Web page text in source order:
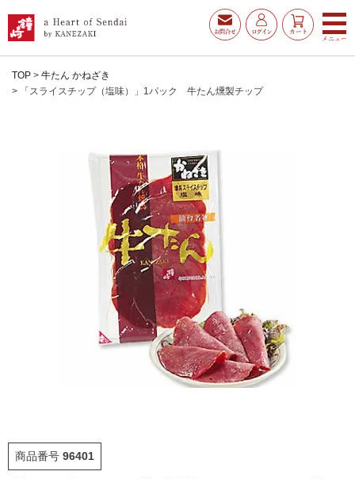
お得な夏ギフト 大漁旗特選詰合せ
お魚たんぱくわんぱくセ
ット
晩酌のおとも
TOP
牛たん かねざき
「スライスチップ（塩味）」1パック 牛たん燻製チップ
商品番号 96401